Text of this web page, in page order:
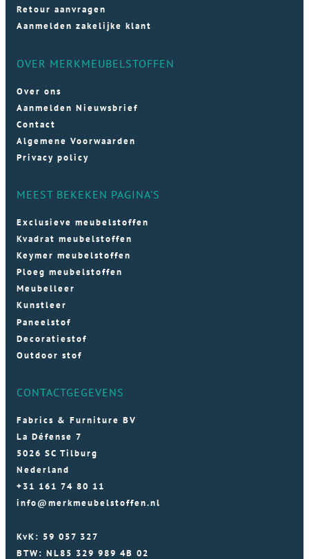
Retour aanvragen
Aanmelden zakelijke klant
OVER MERKMEUBELSTOFFEN
Over ons
Aanmelden Nieuwsbrief
Contact
Algemene Voorwaarden
Privacy policy
MEEST BEKEKEN PAGINA'S
Exclusieve meubelstoffen
Kvadrat meubelstoffen
Keymer meubelstoffen
Ploeg meubelstoffen
Meubelleer
Kunstleer
Paneelstof
Decoratiestof
Outdoor stof
CONTACTGEGEVENS
Fabrics & Furniture BV
La Défense 7
5026 SC Tilburg
Nederland
+31 161 74 80 11
info@merkmeubelstoffen.nl
KvK: 59 057 327
BTW: NL85 329 989 4B 02